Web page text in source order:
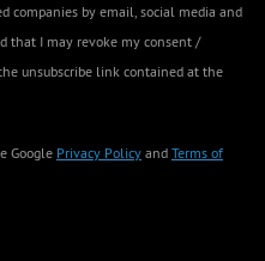
companies by email, social media and
that I may revoke my consent /
unsubscribe link contained at the
Google Privacy Policy and Terms of